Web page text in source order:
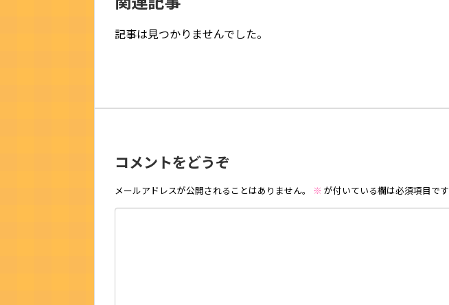
記事は見つかりませんでした。
コメントをどうぞ
メールアドレスが公開されることはありません。 ※ が付いている欄は必須項目です